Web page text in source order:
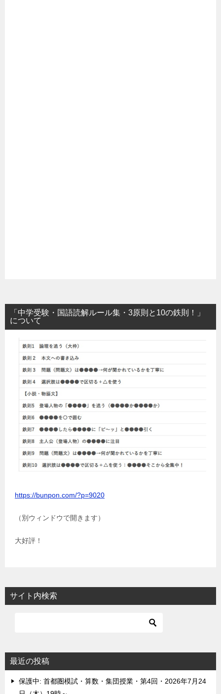
「中学受験・国語読解ルール集・3原則と10の鉄則！」
について
https://bunpon.com/?p=9020
（別ウィンドウで開きます）
大好評！
サイト内検索
最近の投稿
保護中: 首都圏模試・算数・集団授業・第4回・2026年7月24